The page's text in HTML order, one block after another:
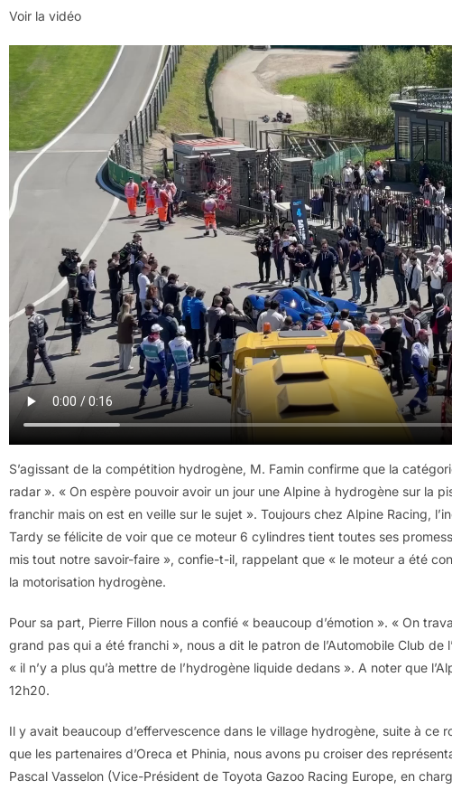
Voir la vidéo
S’agissant de la compétition hydrogène, M. Famin confirme que la
radar ». « On espère pouvoir avoir un jour une Alpine à hydrogène sur la
franchir mais on est en veille sur le sujet ». Toujours chez Alpine Racing,
Tardy se félicite de voir que ce moteur 6 cylindres tient toutes ses
mis tout notre savoir-faire », confie-t-il, rappelant que « le moteur a été
la motorisation hydrogène.
Pour sa part, Pierre Fillon nous a confié « beaucoup d’émotion ». « On
grand pas qui a été franchi », nous a dit le patron de l’Automobile Club de
« il n’y a plus qu’à mettre de l’hydrogène liquide dedans ». A noter que
12h20.
Il y avait beaucoup d’effervescence dans le village hydrogène, suite à ce
que les partenaires d’Oreca et Phinia, nous avons pu croiser des
Pascal Vasselon (Vice-Président de Toyota Gazoo Racing Europe, en